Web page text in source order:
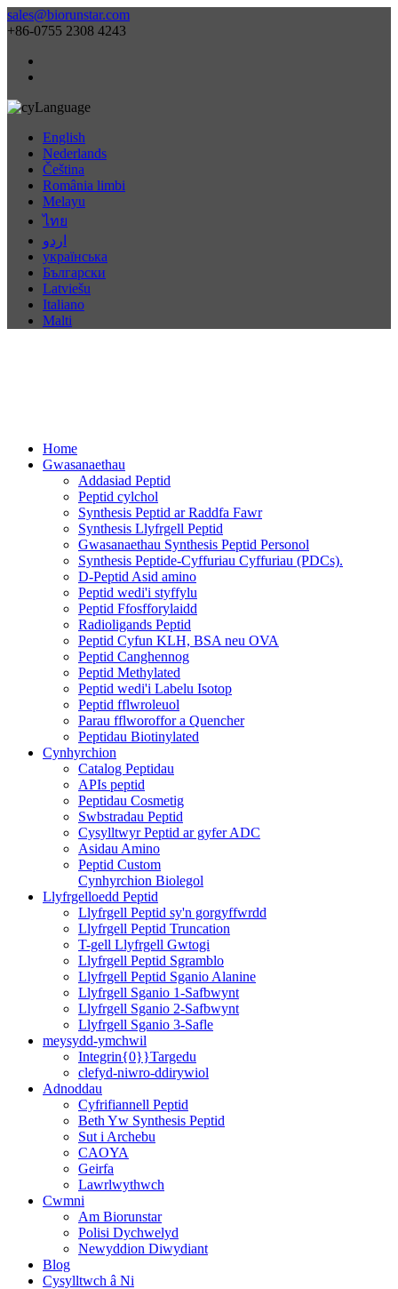
sales@biorunstar.com
+86-0755 2308 4243
Language
English
Nederlands
Čeština
România limbi
Melayu
ไทย
اردو
українська
Български
Latviešu
Italiano
Malti
Home
Gwasanaethau
Addasiad Peptid
Peptid cylchol
Synthesis Peptid ar Raddfa Fawr
Synthesis Llyfrgell Peptid
Gwasanaethau Synthesis Peptid Personol
Synthesis Peptide-Cyffuriau Cyffuriau (PDCs).
D-Peptid Asid amino
Peptid wedi'i styffylu
Peptid Ffosfforylaidd
Radioligands Peptid
Peptid Cyfun KLH, BSA neu OVA
Peptid Canghennog
Peptid Methylated
Peptid wedi'i Labelu Isotop
Peptid fflwroleuol
Parau fflworoffor a Quencher
Peptidau Biotinylated
Cynhyrchion
Catalog Peptidau
APIs peptid
Peptidau Cosmetig
Swbstradau Peptid
Cysylltwyr Peptid ar gyfer ADC
Asidau Amino
Peptid Custom
Cynhyrchion Biolegol
Llyfrgelloedd Peptid
Llyfrgell Peptid sy'n gorgyffwrdd
Llyfrgell Peptid Truncation
T-gell Llyfrgell Gwtogi
Llyfrgell Peptid Sgramblo
Llyfrgell Peptid Sganio Alanine
Llyfrgell Sganio 1-Safbwynt
Llyfrgell Sganio 2-Safbwynt
Llyfrgell Sganio 3-Safle
meysydd-ymchwil
Integrin{0}}Targedu
clefyd-niwro-ddirywiol
Adnoddau
Cyfrifiannell Peptid
Beth Yw Synthesis Peptid
Sut i Archebu
CAOYA
Geirfa
Lawrlwythwch
Cwmni
Am Biorunstar
Polisi Dychwelyd
Newyddion Diwydiant
Blog
Cysylltwch â Ni